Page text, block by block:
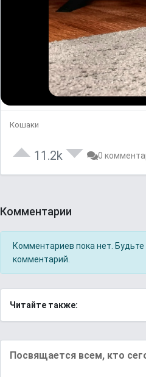
Кошаки
11.2k 0
Комментарии
Комментариев пока нет.
комментарий.
Читайте также:
Посвящается всем, кто